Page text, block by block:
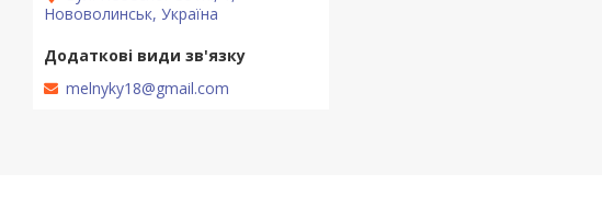
Нововолинськ, Україна
melnyky18@gmail.com